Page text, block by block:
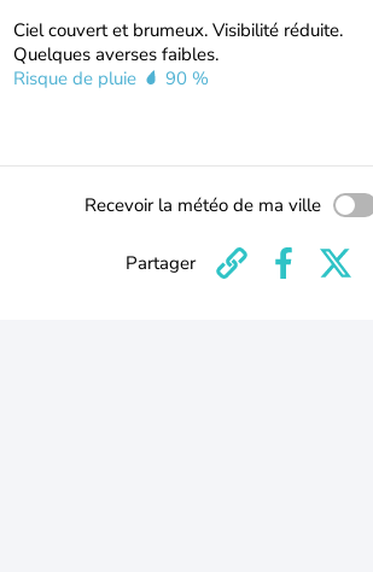
Ciel couvert et brumeux. Visibilité réduite.
Quelques averses faibles.
Risque de pluie
90 %
Recevoir la météo de ma ville
Partager